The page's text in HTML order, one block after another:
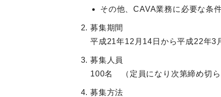
その他、CAVA業務に必要な条
募集期間
平成21年12月14日から平成22年3
募集人員
100名 （定員になり次第締め切
募集方法